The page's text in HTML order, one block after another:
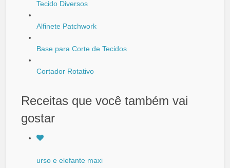
Tecido Diversos
Alfinete Patchwork
Base para Corte de Tecidos
Cortador Rotativo
Receitas que você também vai
gostar
urso e elefante maxi